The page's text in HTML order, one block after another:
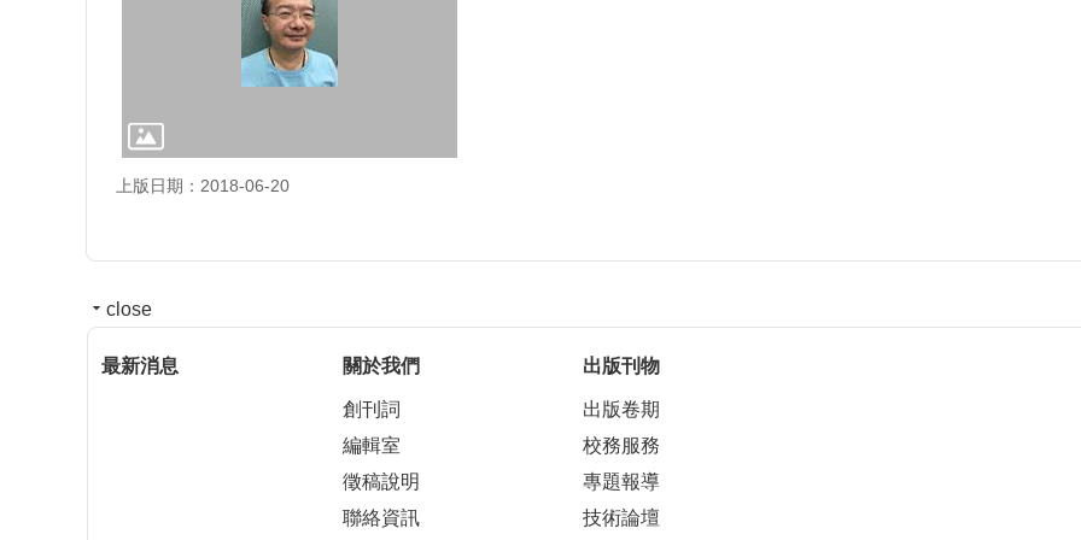
上版日期：2018-06-20
close
最新消息 關於我們
創刊詞
編輯室
徵稿說明
聯絡資訊
出版刊物
出版卷期
校務服務
專題報導
技術論壇